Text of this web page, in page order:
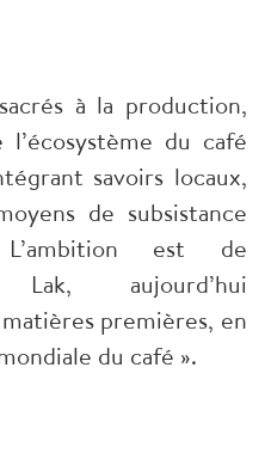
à la production,
du café
savoirs locaux,
de subsistance
est de
aujourd’hui
premières, en
du café ».